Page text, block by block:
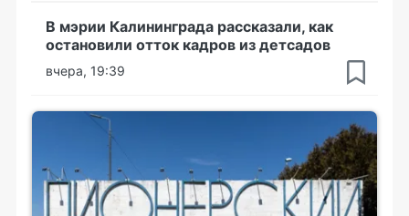
В мэрии Калининграда рассказали, как
остановили отток кадров из детсадов
вчера, 19:39